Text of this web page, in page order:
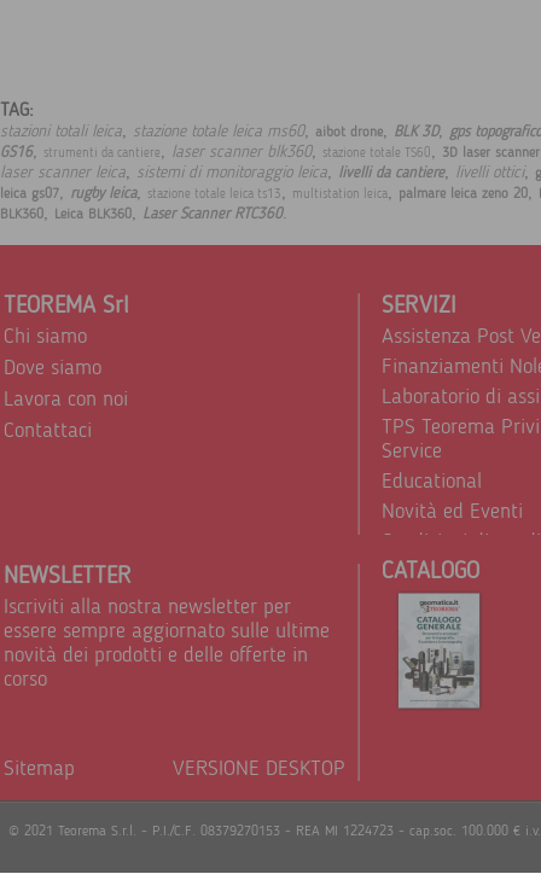
TAG:
stazioni totali leica, stazione totale leica ms60, aibot drone, BLK 3D, gps
GS16, strumenti da cantiere, laser scanner blk360, stazione totale TS60, 3D laser
laser scanner leica, sistemi di monitoraggio leica, livelli da cantiere, livelli ottici,
leica gs07, rugby leica, stazione totale leica ts13, multistation leica, palmare leica zeno 20,
BLK360, Leica BLK360, Laser Scanner RTC360.
TEOREMA Srl
Chi siamo
Dove siamo
Lavora con noi
Contattaci
SERVIZI
Assistenza Post
Finanziamenti
Laboratorio di
TPS Teorema
Service
Educational
Novità ed Eventi
Condizioni di
Trattamento dei
NEWSLETTER
Iscriviti alla nostra newsletter per
essere sempre aggiornato sulle ultime
novità dei prodotti e delle offerte in
corso
Sitemap VERSIONE DESKTOP
CATALOGO
© 2021 Teorema S.r.l. - P.I./C.F. 08379270153 - REA MI 1224723 - cap.soc. 100.000 €